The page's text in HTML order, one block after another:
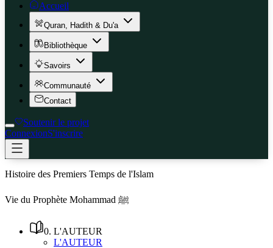
Accueil
Quran, Hadith & Du'a
Bibliothèque
Savoirs
Communauté
Contact
Soutenir le projet
ConnexionS'inscrire
Histoire des Premiers Temps de l'Islam
Vie du Prophète Mohammad ﷺ
0. L'AUTEUR
L'AUTEUR